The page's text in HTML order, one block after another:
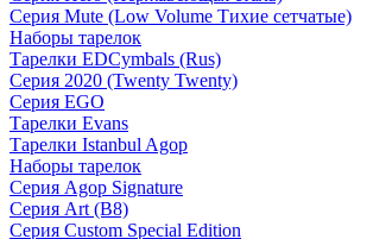
Серия Mute (Low Volume Тихие сетчатые)
Наборы тарелок
Тарелки EDCymbals (Rus)
Серия 2020 (Twenty Twenty)
Серия EGO
Тарелки Evans
Тарелки Istanbul Agop
Наборы тарелок
Серия Agop Signature
Серия Art (B8)
Серия Custom Special Edition